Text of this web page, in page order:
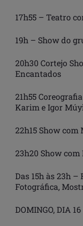
17h55 – Teatro
19h – Show do
20h30 Cortejo
Encantados
21h55
Karim e Igor
22h15 Show com
23h20 Show com
Das 15h às 23h
Fotográfica,
DOMINGO, DIA